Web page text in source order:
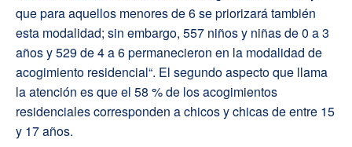
que para aquellos menores de 6 se priorizará también
esta modalidad; sin embargo, 557 niños y niñas de 0 a 3
años y 529 de 4 a 6 permanecieron en la modalidad de
acogimiento residencial“. El segundo aspecto que llama
la atención es que el 58 % de los acogimientos
residenciales corresponden a chicos y chicas de entre 15
y 17 años.